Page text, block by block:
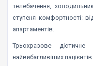
телебачення,
ступеня комфортності:
апартаментів.
Трьохразове
найвибагливіших пацієнтів.